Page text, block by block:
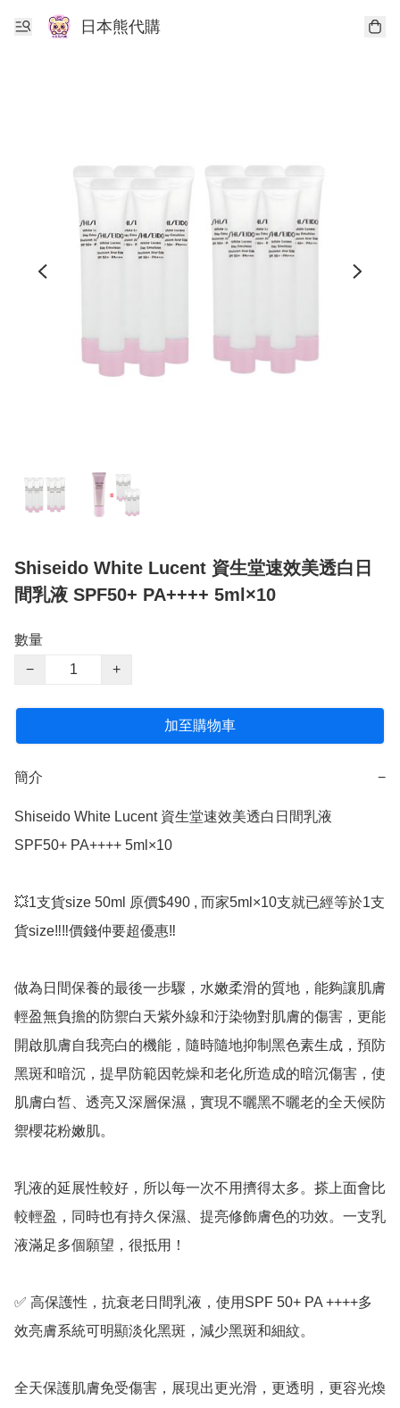
日本熊代購
Shiseido White Lucent 資生堂速效美透白日
間乳液 SPF50+ PA++++ 5ml×10
數量
−
+
加至購物車
簡介 −
Shiseido White Lucent 資生堂速效美透白日間乳液
SPF50+ PA++++ 5ml×10
💥1支貨size 50ml 原價$490 , 而家5ml×10支就已經等於1支
貨size‼️‼️價錢仲要超優惠‼️
做為日間保養的最後一步驟，水嫩柔滑的質地，能夠讓肌膚
輕盈無負擔的防禦白天紫外線和汙染物對肌膚的傷害，更能
開啟肌膚自我亮白的機能，隨時隨地抑制黑色素生成，預防
黑斑和暗沉，提早防範因乾燥和老化所造成的暗沉傷害，使
肌膚白皙、透亮又深層保濕，實現不曬黑不曬老的全天候防
禦櫻花粉嫩肌。
乳液的延展性較好，所以每一次不用擠得太多。搽上面會比
較輕盈，同時也有持久保濕、提亮修飾膚色的功效。一支乳
液滿足多個願望，很抵用！
✅️ 高保護性，抗衰老日間乳液，使用SPF 50+ PA ++++多
效亮膚系統可明顯淡化黑斑，減少黑斑和細紋。
全天保護肌膚免受傷害，展現出更光滑，更透明，更容光煥